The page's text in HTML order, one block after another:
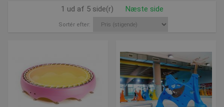
1 ud af 5 side(r) Næste side
Sortér efter: